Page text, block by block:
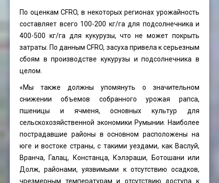
По оценкам CFRO, в некоторых регионах урожайность
составляет всего 100-200 кг/га для подсолнечника и
400-500 кг/га для кукурузы, что не может покрыть
затраты. По данным CFRO, засуха привела к серьезным
сбоям в производстве кукурузы и подсолнечника в
целом.
«Мы также должны упомянуть о значительном
снижении объемов собранного урожая рапса,
пшеницы и ячменя, основных культур для
сельскохозяйственной экономики Румынии. Наиболее
пострадавшие районы в основном расположены на
юге и востоке страны, с такими уездами, как Васлуй,
Вранча, Галац, Констанца, Кэлэраши, Ботошани или
Долж, районами, уязвимыми к отсутствию осадков,
чрезмерным температурам и отсутствию доступа к